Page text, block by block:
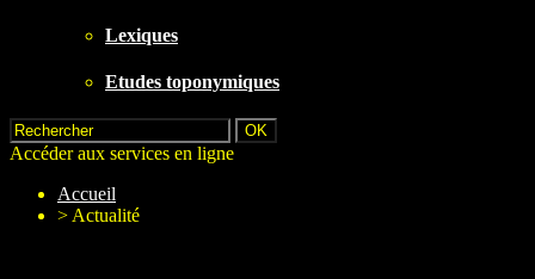
Lexiques
Etudes toponymiques
Accéder aux services en ligne
Accueil
> Actualité